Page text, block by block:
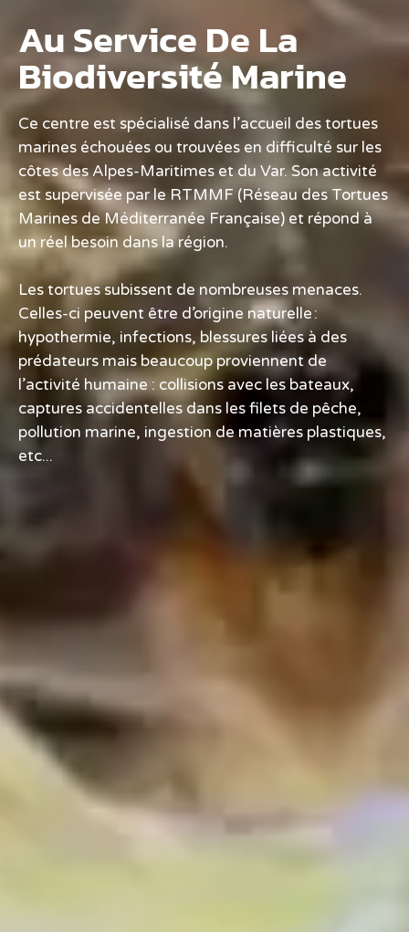
Au Service De La
Biodiversité Marine
Ce centre est spécialisé dans l’accueil des tortues
marines échouées ou trouvées en difficulté sur les
côtes des Alpes-Maritimes et du Var. Son activité
est supervisée par le RTMMF (Réseau des Tortues
Marines de Méditerranée Française) et répond à
un réel besoin dans la région.
Les tortues subissent de nombreuses menaces.
Celles-ci peuvent être d’origine naturelle :
hypothermie, infections, blessures liées à des
prédateurs mais beaucoup proviennent de
l’activité humaine : collisions avec les bateaux,
captures accidentelles dans les filets de pêche,
pollution marine, ingestion de matières plastiques,
etc...